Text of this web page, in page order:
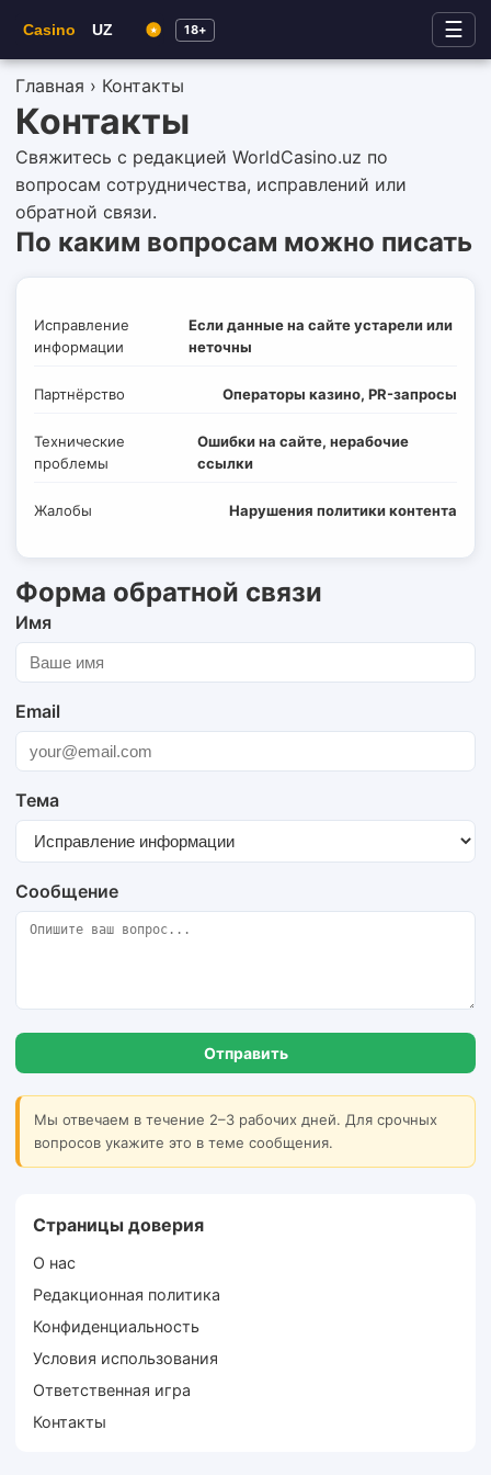
18+ ☰
Главная › Контакты
Контакты
Свяжитесь с редакцией WorldCasino.uz по
вопросам сотрудничества, исправлений или
обратной связи.
По каким вопросам можно писать
Исправление
информации
Если данные на сайте устарели или
неточны
Партнёрство Операторы казино, PR-запросы
Технические
проблемы
Ошибки на сайте, нерабочие
ссылки
Жалобы Нарушения политики контента
Форма обратной связи
Имя
Email
Тема
Сообщение
Отправить
Мы отвечаем в течение 2–3 рабочих дней. Для срочных
вопросов укажите это в теме сообщения.
Страницы доверия
О нас
Редакционная политика
Конфиденциальность
Условия использования
Ответственная игра
Контакты